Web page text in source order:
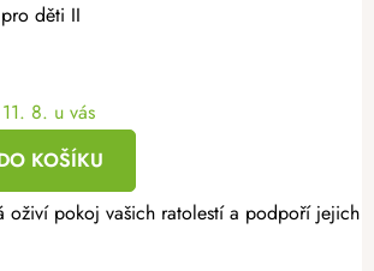
děti II
8. u vás
KOŠÍKU
oživí pokoj vašich ratolestí a podpoří jejich